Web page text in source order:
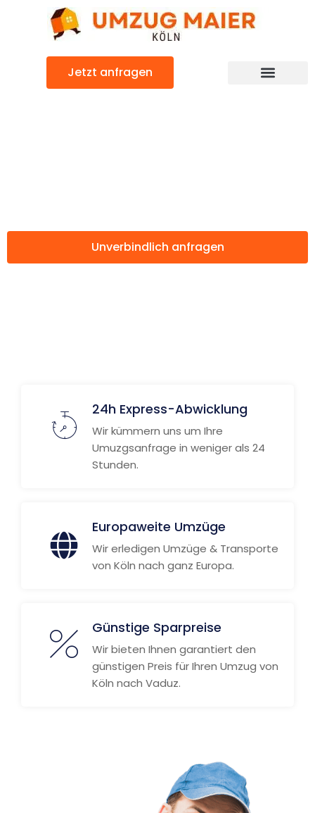
Jetzt anfragen
Unverbindlich anfragen
24h Express-Abwicklung
Wir kümmern uns um Ihre
Umuzgsanfrage in weniger als 24
Stunden.
Europaweite Umzüge
Wir erledigen Umzüge & Transporte
von Köln nach ganz Europa.
Günstige Sparpreise
Wir bieten Ihnen garantiert den
günstigen Preis für Ihren Umzug von
Köln nach Vaduz.